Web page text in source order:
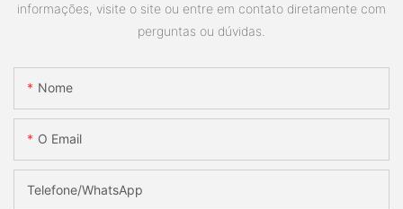
informações, visite o site ou entre em contato diretamente com
perguntas ou dúvidas.
Nome
O Email
Telefone/whatsApp